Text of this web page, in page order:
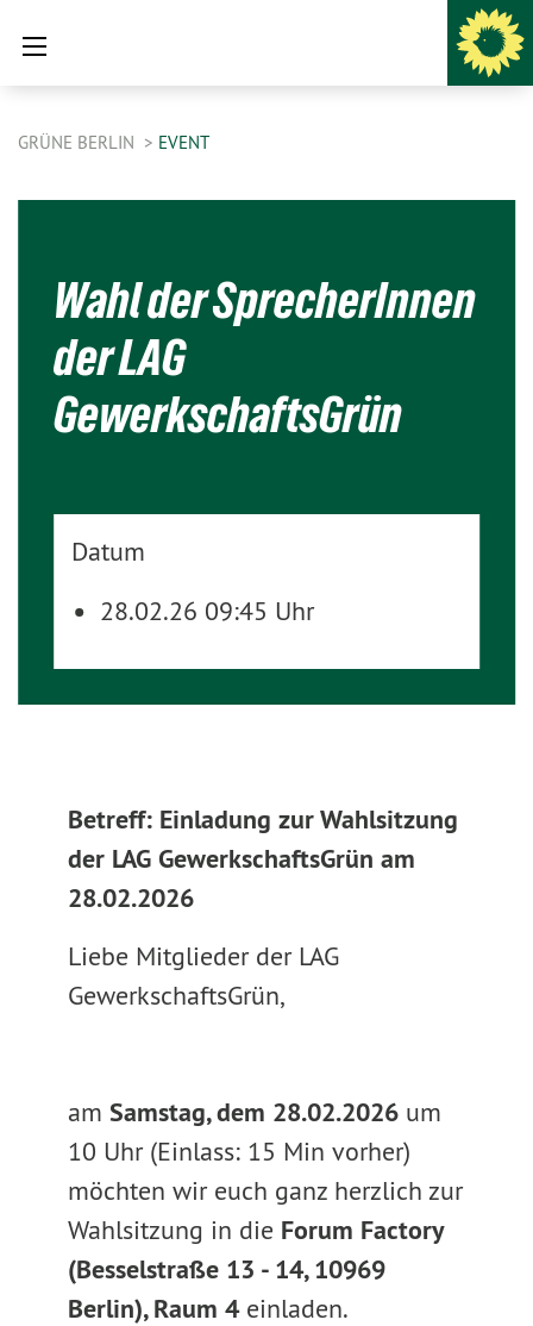
GRÜNE BERLIN EVENT
Wahl der SprecherInnen
der LAG
GewerkschaftsGrün
Datum
28.02.26 09:45 Uhr
Betreff: Einladung zur Wahlsitzung
der LAG GewerkschaftsGrün am
28.02.2026
Liebe Mitglieder der LAG
GewerkschaftsGrün,
am Samstag, dem 28.02.2026 um
10 Uhr (Einlass: 15 Min vorher)
möchten wir euch ganz herzlich zur
Wahlsitzung in die Forum Factory
(Besselstraße 13 - 14, 10969
Berlin), Raum 4 einladen.